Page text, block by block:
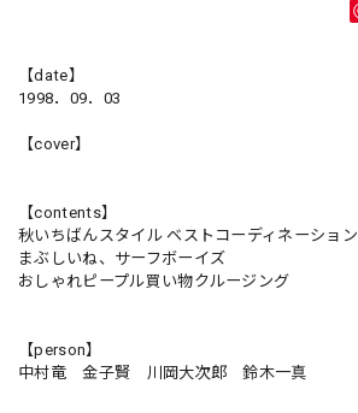
【date】
1998．09．03
【cover】
【contents】
秋いちばんスタイル ベストコーディネーション
まぶしいね、サーフボーイズ
おしゃれピープル買い物クルージング
【person】
中村竜 金子賢 川岡大次郎 鈴木一真